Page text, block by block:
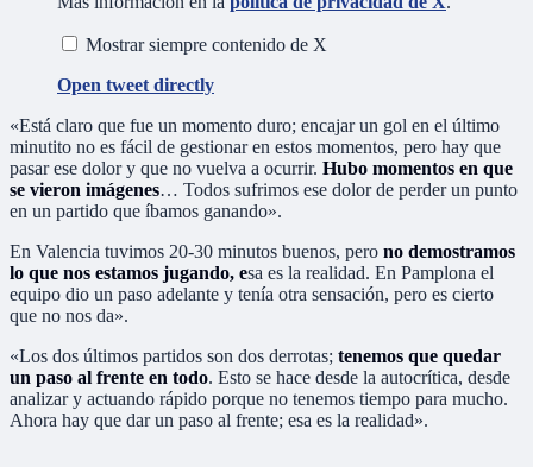
Mostrar siempre contenido de X
Open tweet directly
«Está claro que fue un momento duro; encajar un gol en el último
minutito no es fácil de gestionar en estos momentos, pero hay que
pasar ese dolor y que no vuelva a ocurrir. Hubo momentos en que
se vieron imágenes… Todos sufrimos ese dolor de perder un punto
en un partido que íbamos ganando».
En Valencia tuvimos 20-30 minutos buenos, pero no demostramos
lo que nos estamos jugando, esa es la realidad. En Pamplona el
equipo dio un paso adelante y tenía otra sensación, pero es cierto
que no nos da».
«Los dos últimos partidos son dos derrotas; tenemos que quedar
un paso al frente en todo. Esto se hace desde la autocrítica, desde
analizar y actuando rápido porque no tenemos tiempo para mucho.
Ahora hay que dar un paso al frente; esa es la realidad».